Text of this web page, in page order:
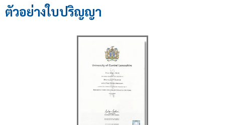
ตัวอย่างใบปริญญา